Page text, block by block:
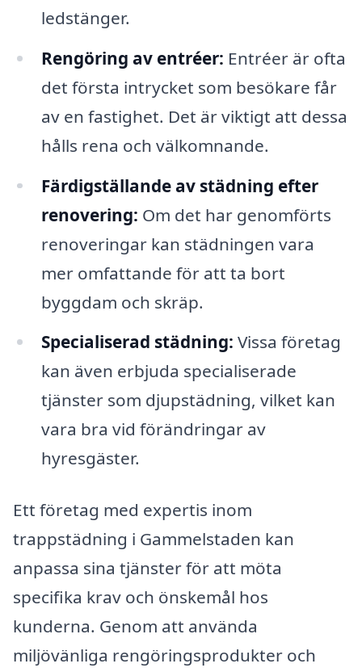
ledstänger.
Rengöring av entréer: Entréer är ofta
det första intrycket som besökare får
av en fastighet. Det är viktigt att dessa
hålls rena och välkomnande.
Färdigställande av städning efter
renovering: Om det har genomförts
renoveringar kan städningen vara
mer omfattande för att ta bort
byggdam och skräp.
Specialiserad städning: Vissa företag
kan även erbjuda specialiserade
tjänster som djupstädning, vilket kan
vara bra vid förändringar av
hyresgäster.
Ett företag med expertis inom
trappstädning i Gammelstaden kan
anpassa sina tjänster för att möta
specifika krav och önskemål hos
kunderna. Genom att använda
miljövänliga rengöringsprodukter och